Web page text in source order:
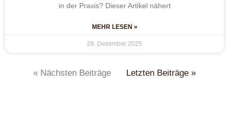
in der Praxis? Dieser Artikel nähert
MEHR LESEN »
28. Dezember 2025
« Nächsten Beiträge Letzten Beiträge »